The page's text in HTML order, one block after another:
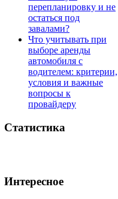
перепланировку и не
остаться под
завалами?
Что учитывать при
выборе аренды
автомобиля с
водителем: критерии,
условия и важные
вопросы к
провайдеру
Статистика
Интересное